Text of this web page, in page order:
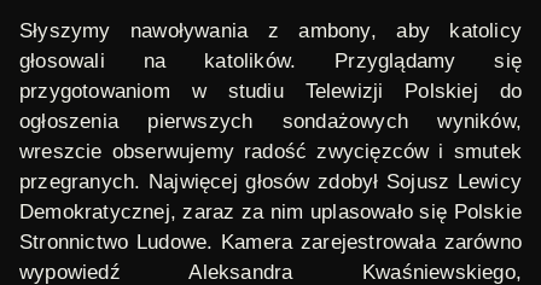
Słyszymy nawoływania z ambony, aby katolicy
głosowali na katolików. Przyglądamy się
przygotowaniom w studiu Telewizji Polskiej do
ogłoszenia pierwszych sondażowych wyników,
wreszcie obserwujemy radość zwycięzców i smutek
przegranych. Najwięcej głosów zdobył Sojusz Lewicy
Demokratycznej, zaraz za nim uplasowało się Polskie
Stronnictwo Ludowe. Kamera zarejestrowała zarówno
wypowiedź Aleksandra Kwaśniewskiego,